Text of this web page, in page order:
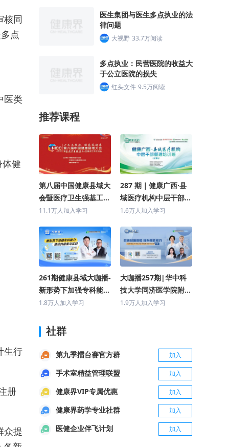
核同
点
医类
健
生行
册
众提
医生集团与医生多点执业的法
律问题
大视野 33.7万阅读
多点执业：民营医院的收益大
于公立医院的损失
红头文件 9.5万阅读
推荐课程
第八届中国健康县域大
会暨医疗卫生强基工程
推进工作交流会 主论
11.1万人加入学习
287 期｜健康广西·县
域医疗机构中层干部管
理培训班(合浦站)
1.6万人加入学习
261期健康县域大咖播-
新形势下加强专科能力
建设的探索与实践（湖
1.8万人加入学习
大咖播257期|华中科
技大学同济医学院附属
协和医院专场（改善就
1.9万人加入学习
社群
第九季擂台赛官方群 加入
手术室精益管理联盟 加入
健康界VIP专属优惠 加入
健康界药学专业社群 加入
医健企业伴飞计划 加入